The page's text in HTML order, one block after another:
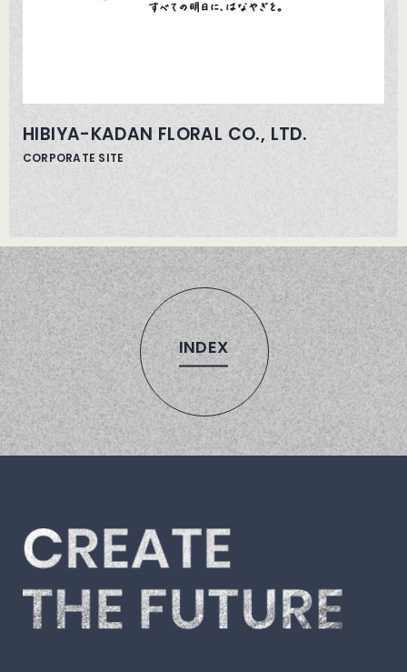
HIBIYA-KADAN FLORAL CO., LTD.
CORPORATE SITE
INDEX